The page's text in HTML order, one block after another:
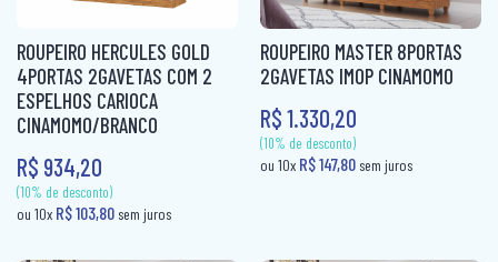
(10% de desconto)
ROUPEIRO HERCULES GOLD
4PORTAS 2GAVETAS COM 2
ESPELHOS CARIOCA
CINAMOMO/BRANCO
R$ 934,20
ROUPEIRO MASTER 8PORTAS
2GAVETAS IMOP CINAMOMO
R$ 1.330,20